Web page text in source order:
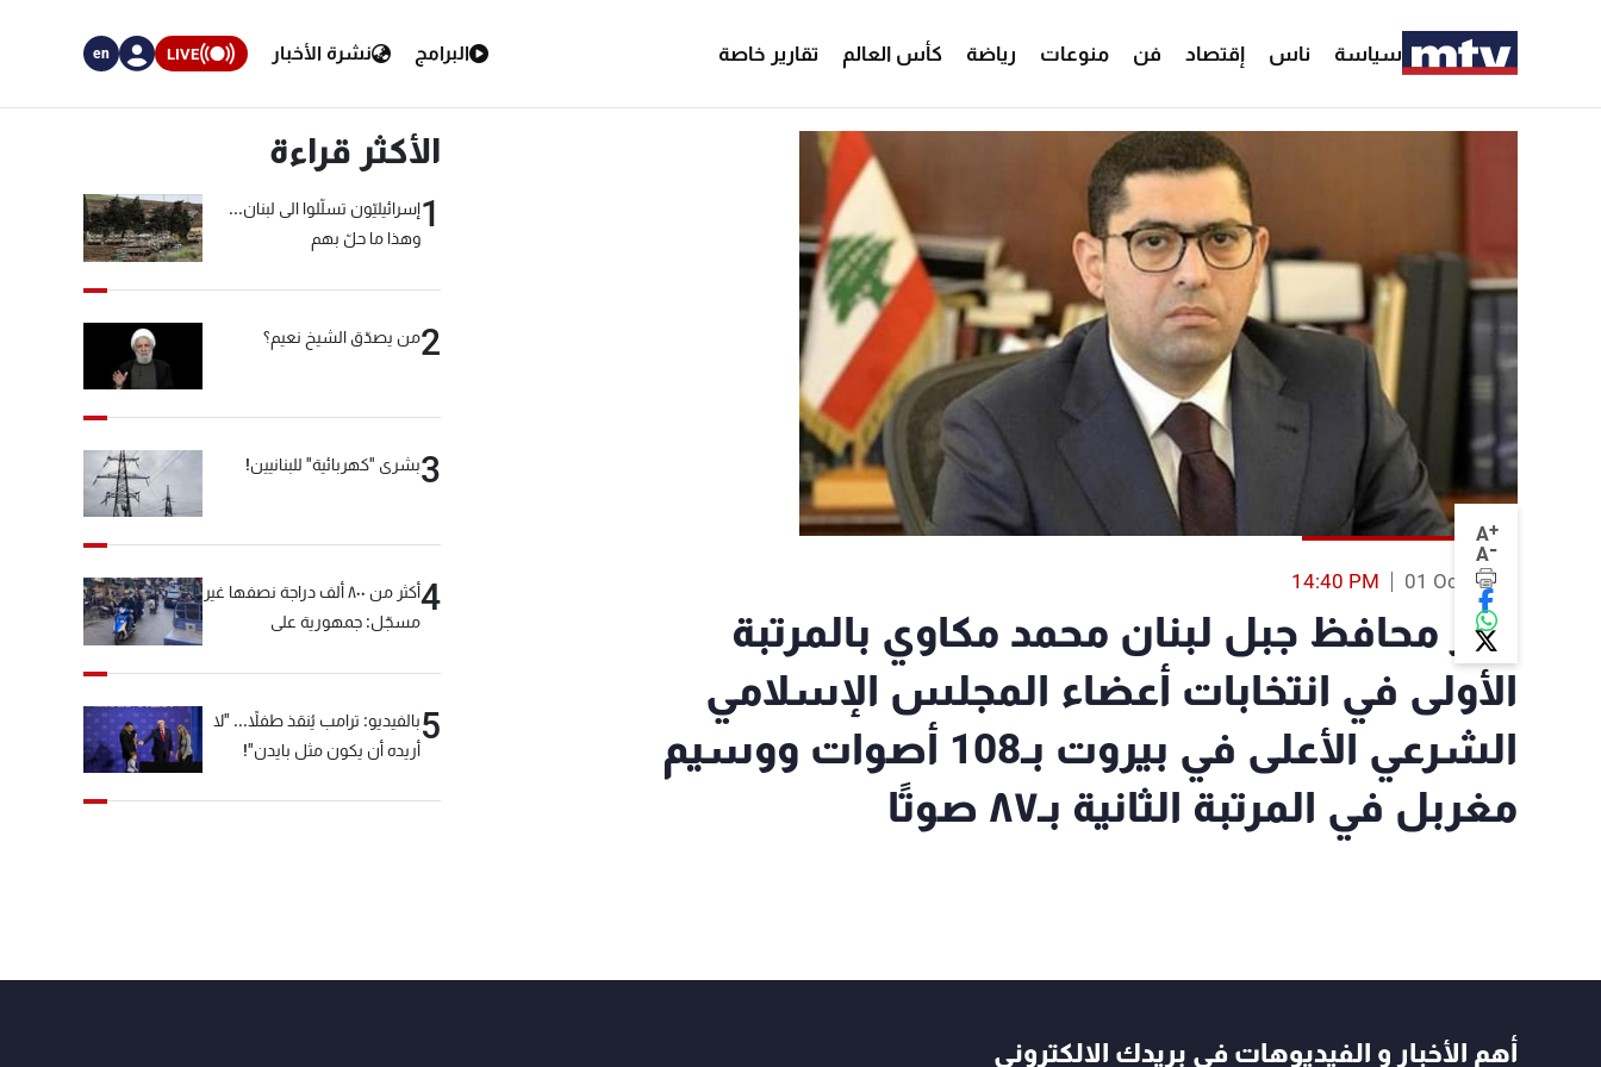
سياسة ناس إقتصاد فن منوعات رياضة كأس العالم تقارير خاصة البرامج نشرة الأخبار LIVE
en
A+
A-
01 Oct 2023
14:40 PM
فوز محافظ جبل لبنان محمد مكاوي بالمرتبة
الأولى في انتخابات أعضاء المجلس الإسلامي
الشرعي الأعلى في بيروت بـ108 أصوات ووسيم
مغربل في المرتبة الثانية بـ٨٧ صوتًا
الأكثر قراءة
1إسرائيليّون تسلّلوا الى لبنان...
وهذا ما حلّ بهم
2من يصدّق الشيخ نعيم؟
3بشرى "كهربائية" للبنانيين!
4
أكثر من ٨٠٠ ألف دراجة نصفها غير
مسجّل: جمهورية على
5بالفيديو: ترامب يُنقذ طفلاً... "لا
أريده أن يكون مثل بايدن"!
أهم الأخبار و الفيديوهات في بريدك الالكتروني